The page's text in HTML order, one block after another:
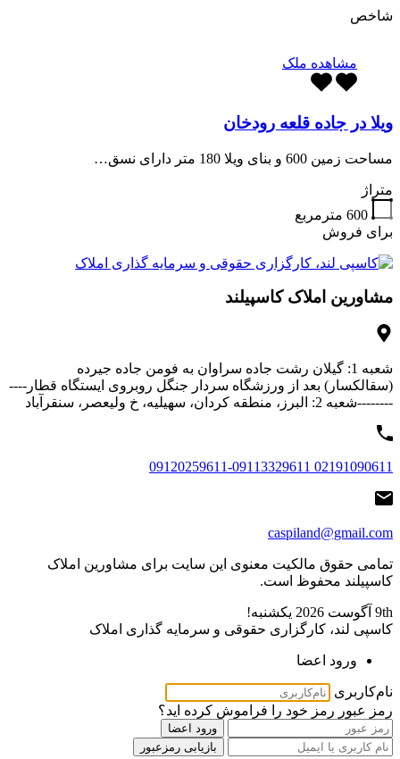
شاخص
مشاهده ملک
ویلا در جاده قلعه رودخان
مساحت زمین 600 و بنای ویلا 180 متر دارای نسق…
متراژ
600 مترمربع
برای فروش
مشاورین املاک کاسپیلند
شعبه 1: گیلان رشت جاده سراوان به فومن جاده جیرده
(سقالکسار) بعد از ورزشگاه سردار جنگل روبروی ایستگاه قطار----
--------شعبه 2: البرز، منطقه کردان، سهیلیه، خ ولیعصر، سنقرآباد
02191090611 09120259611-09113329611
caspiland@gmail.com
تمامی حقوق مالکیت معنوی این ‌سایت برای مشاورین املاک
کاسپیلند محفوظ است.
9th آگوست 2026
یکشنبه!
کاسپی لند، کارگزاری حقوقی و سرمایه گذاری املاک
ورود اعضا
نام‌کاربری
رمز عبور رمز خود را فراموش کرده اید؟
ورود اعضا
بازیابی رمزعبور